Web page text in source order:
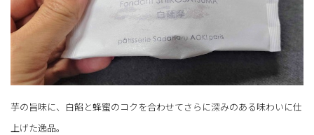
芋の旨味に、白餡と蜂蜜のコクを合わせてさらに深みのある味わいに仕
上げた逸品。